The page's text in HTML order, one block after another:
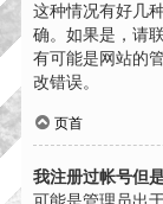
这种情况有好几
确。如果是，请
有可能是网站的
改错误。
页首
我注册过帐号但
可能是管理员出